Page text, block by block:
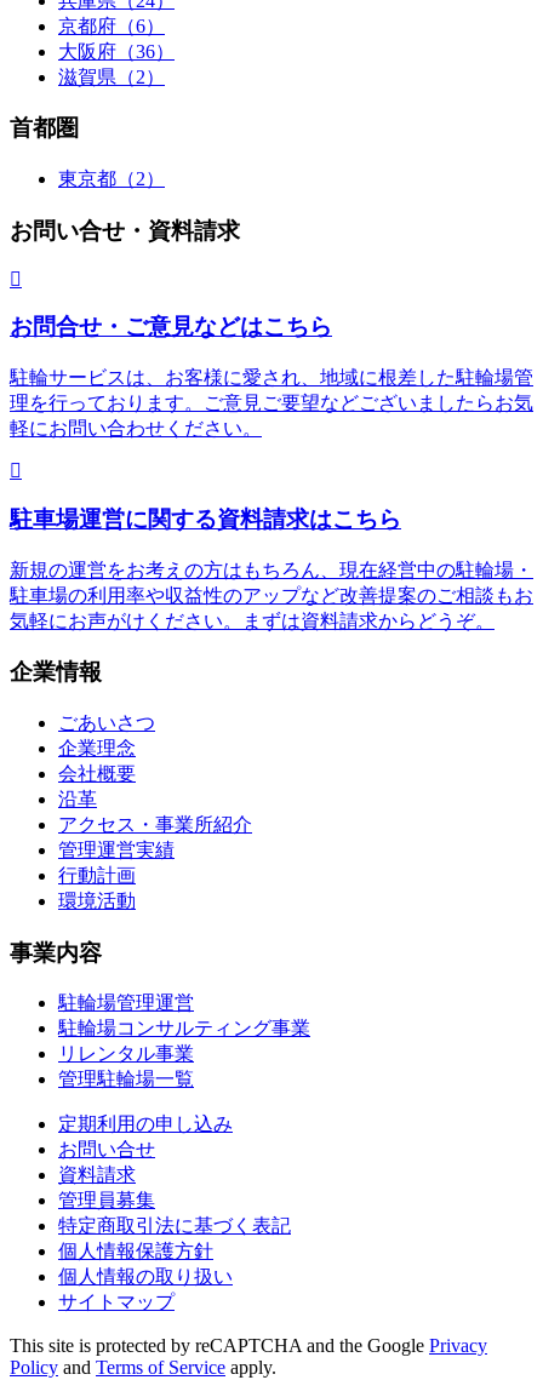
京都府（6）
大阪府（36）
滋賀県（2）
首都圏
東京都（2）
お問い合せ・資料請求
お問合せ・ご意見などはこちら
駐輪サービスは、お客様に愛され、地域に根差した駐輪場管
理を行っております。ご意見ご要望などございましたらお気
軽にお問い合わせください。
駐車場運営に関する資料請求はこちら
新規の運営をお考えの方はもちろん、現在経営中の駐輪場・
駐車場の利用率や収益性のアップなど改善提案のご相談もお
気軽にお声がけください。まずは資料請求からどうぞ。
企業情報
ごあいさつ
企業理念
会社概要
沿革
アクセス・事業所紹介
管理運営実績
行動計画
環境活動
事業内容
駐輪場管理運営
駐輪場コンサルティング事業
リレンタル事業
管理駐輪場一覧
定期利用の申し込み
お問い合せ
資料請求
管理員募集
特定商取引法に基づく表記
個人情報保護方針
個人情報の取り扱い
サイトマップ
This site is protected by reCAPTCHA and the Google Privacy
Policy and Terms of Service apply.